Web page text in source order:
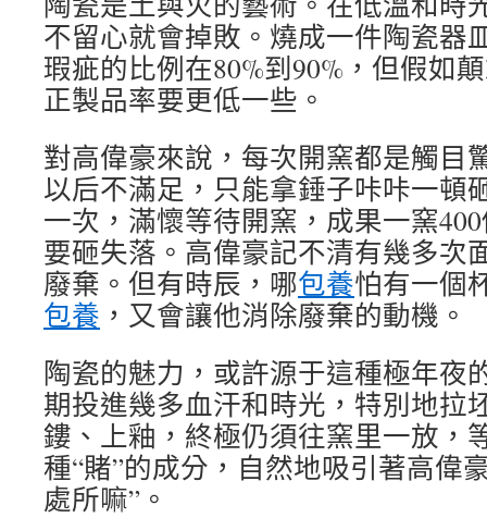
不留心就會掉敗。燒成一件陶瓷器
瑕疵的比例在80%到90%，但假如
正製品率要更低一些。
對高偉豪來說，每次開窯都是觸目
以后不滿足，只能拿錘子咔咔一頓
一次，滿懷等待開窯，成果一窯
要砸失落。高偉豪記不清有幾多次
廢棄。但有時辰，哪包養怕有一個
包養 ，又會讓他消除廢棄的動機。
陶瓷的魅力，或許源于這種極年夜
期投進幾多血汗和時光，特別地拉
鏤、上釉，終極仍須往窯里一放，
種“賭”的成分，自然地吸引著高偉
處所嘛”。